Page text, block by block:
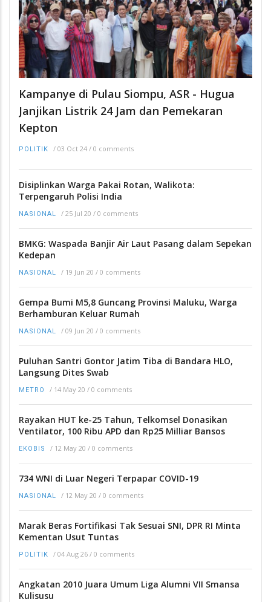
Kampanye di Pulau Siompu, ASR - Hugua
Janjikan Listrik 24 Jam dan Pemekaran
Kepton
POLITIK / 03 Oct 24 / 0 comments
Disiplinkan Warga Pakai Rotan, Walikota:
Terpengaruh Polisi India
NASIONAL / 25 Jul 20 / 0 comments
BMKG: Waspada Banjir Air Laut Pasang dalam Sepekan
Kedepan
NASIONAL / 19 Jun 20 / 0 comments
Gempa Bumi M5,8 Guncang Provinsi Maluku, Warga
Berhamburan Keluar Rumah
NASIONAL / 09 Jun 20 / 0 comments
Puluhan Santri Gontor Jatim Tiba di Bandara HLO,
Langsung Dites Swab
METRO / 14 May 20 / 0 comments
Rayakan HUT ke-25 Tahun, Telkomsel Donasikan
Ventilator, 100 Ribu APD dan Rp25 Milliar Bansos
EKOBIS / 12 May 20 / 0 comments
734 WNI di Luar Negeri Terpapar COVID-19
NASIONAL / 12 May 20 / 0 comments
Marak Beras Fortifikasi Tak Sesuai SNI, DPR RI Minta
Kementan Usut Tuntas
POLITIK / 04 Aug 26 / 0 comments
Angkatan 2010 Juara Umum Liga Alumni VII Smansa
Kulisusu